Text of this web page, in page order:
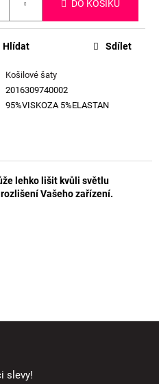
DO KOŠÍKU
Košilové šaty
2016309740002
95%VISKOZA 5%ELASTAN
Hlídat Sdílet
lehko lišit kvůli světlu
Vašeho zařízení.
slevy!